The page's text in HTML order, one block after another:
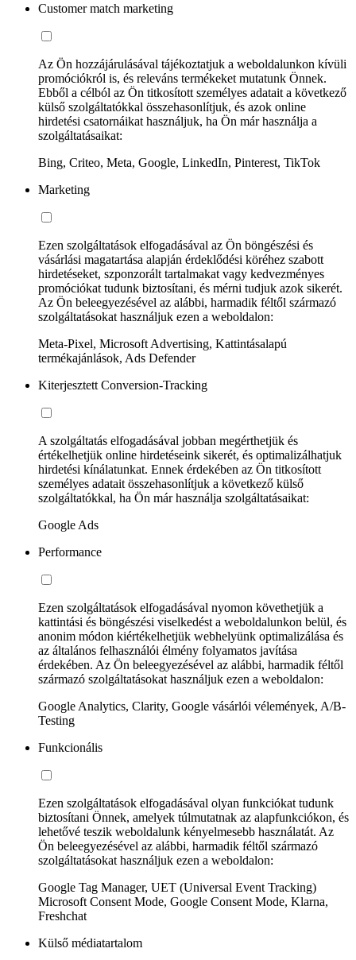
Customer match marketing
Az Ön hozzájárulásával tájékoztatjuk a weboldalunkon kívüli
promóciókról is, és releváns termékeket mutatunk Önnek.
Ebből a célból az Ön titkosított személyes adatait a következő
külső szolgáltatókkal összehasonlítjuk, és azok online
hirdetési csatornáikat használjuk, ha Ön már használja a
szolgáltatásaikat:
Bing, Criteo, Meta, Google, LinkedIn, Pinterest, TikTok
Marketing
Ezen szolgáltatások elfogadásával az Ön böngészési és
vásárlási magatartása alapján érdeklődési köréhez szabott
hirdetéseket, szponzorált tartalmakat vagy kedvezményes
promóciókat tudunk biztosítani, és mérni tudjuk azok sikerét.
Az Ön beleegyezésével az alábbi, harmadik féltől származó
szolgáltatásokat használjuk ezen a weboldalon:
Meta-Pixel, Microsoft Advertising, Kattintásalapú
termékajánlások, Ads Defender
Kiterjesztett Conversion-Tracking
A szolgáltatás elfogadásával jobban megérthetjük és
értékelhetjük online hirdetéseink sikerét, és optimalizálhatjuk
hirdetési kínálatunkat. Ennek érdekében az Ön titkosított
személyes adatait összehasonlítjuk a következő külső
szolgáltatókkal, ha Ön már használja szolgáltatásaikat:
Google Ads
Performance
Ezen szolgáltatások elfogadásával nyomon követhetjük a
kattintási és böngészési viselkedést a weboldalunkon belül, és
anonim módon kiértékelhetjük webhelyünk optimalizálása és
az általános felhasználói élmény folyamatos javítása
érdekében. Az Ön beleegyezésével az alábbi, harmadik féltől
származó szolgáltatásokat használjuk ezen a weboldalon:
Google Analytics, Clarity, Google vásárlói vélemények, A/B-
Testing
Funkcionális
Ezen szolgáltatások elfogadásával olyan funkciókat tudunk
biztosítani Önnek, amelyek túlmutatnak az alapfunkciókon, és
lehetővé teszik weboldalunk kényelmesebb használatát. Az
Ön beleegyezésével az alábbi, harmadik féltől származó
szolgáltatásokat használjuk ezen a weboldalon:
Google Tag Manager, UET (Universal Event Tracking)
Microsoft Consent Mode, Google Consent Mode, Klarna,
Freshchat
Külső médiatartalom